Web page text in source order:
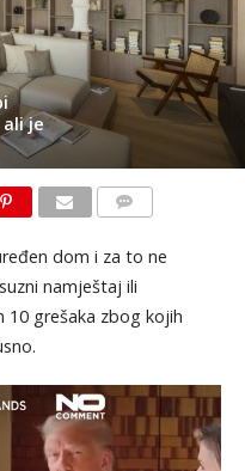
je
dom i za to ne
namještaj ili
10 grešaka zbog kojih